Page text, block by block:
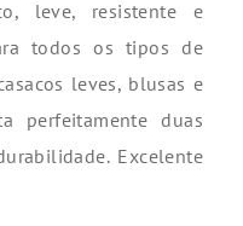
leve, resistente e
todos os tipos de
leves, blusas e
perfeitamente duas
Excelente